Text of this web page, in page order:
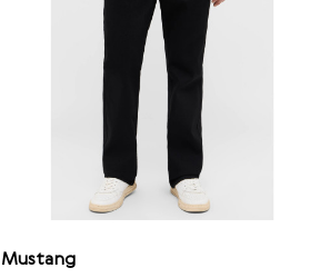
Mustang